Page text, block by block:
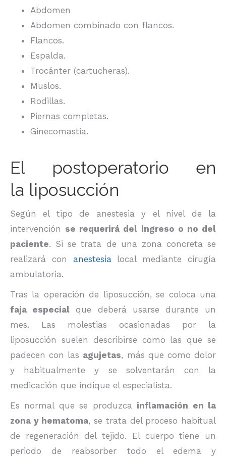
Abdomen
Abdomen combinado con flancos.
Flancos.
Espalda.
Trocánter (cartucheras).
Muslos.
Rodillas.
Piernas completas.
Ginecomastia.
El postoperatorio en
la liposucción
Según el tipo de anestesia y el nivel de la
intervención se requerirá del ingreso o no del
paciente. Si se trata de una zona concreta se
realizará con anestesia local mediante cirugía
ambulatoria.
Tras la operación de liposucción, se coloca una
faja especial que deberá usarse durante un
mes. Las molestias ocasionadas por la
liposucción suelen describirse como las que se
padecen con las agujetas, más que como dolor
y habitualmente y se solventarán con la
medicación que indique el especialista.
Es normal que se produzca inflamación en la
zona y hematoma, se trata del proceso habitual
de regeneración del tejido. El cuerpo tiene un
periodo de reabsorber todo el edema y